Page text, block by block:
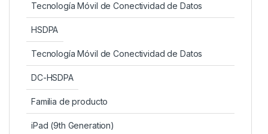
Tecnología Móvil de Conectividad de Datos
HSDPA
Tecnología Móvil de Conectividad de Datos
DC-HSDPA
Familia de producto
iPad (9th Generation)